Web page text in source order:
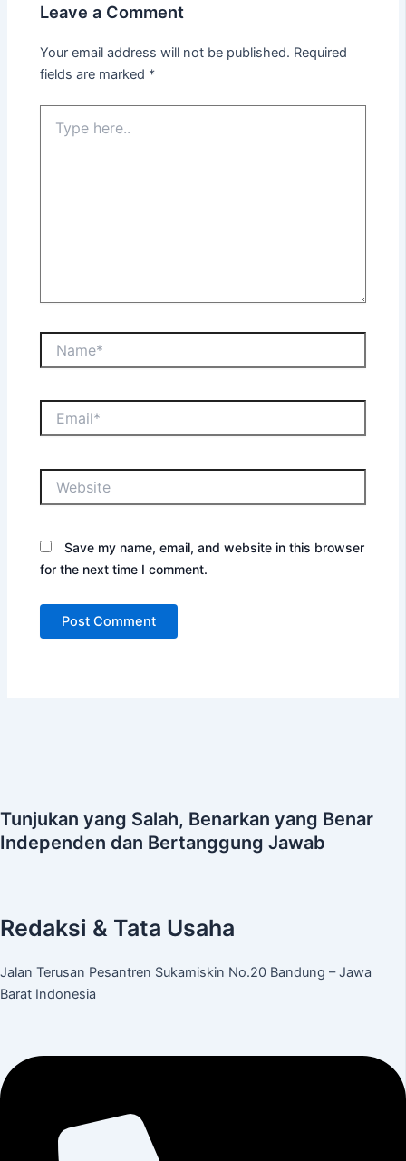
Leave a Comment
Your email address will not be published. Required
fields are marked *
here..
Save my name, email, and website in this browser
for the next time I comment.
Tunjukan yang Salah, Benarkan yang Benar
Independen dan Bertanggung Jawab
Redaksi & Tata Usaha
Jalan Terusan Pesantren Sukamiskin No.20 Bandung – Jawa
Barat Indonesia